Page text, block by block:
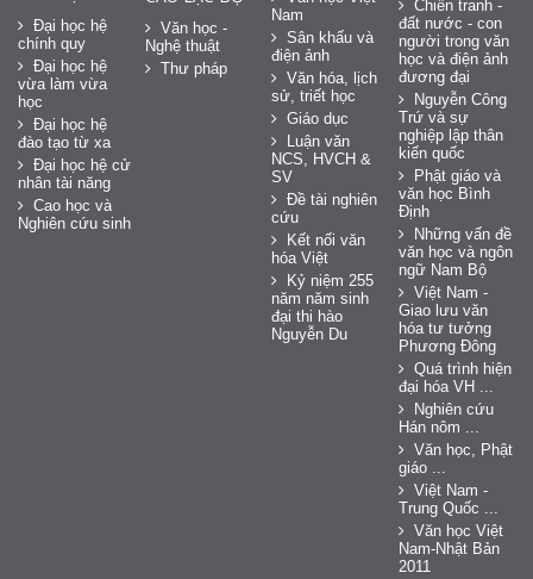
Đại học hệ
chính quy
Đại học hệ
vừa làm vừa
học
Đại học hệ
đào tạo từ xa
Đại học hệ cử
nhân tài năng
Cao học và
Nghiên cứu sinh
Văn học -
Nghệ thuật
Thư pháp
Nam
Sân khấu và
điện ảnh
Văn hóa, lịch
sử, triết học
Giáo dục
Luận văn
NCS, HVCH &
SV
Đề tài nghiên
cứu
Kết nối văn
hóa Việt
Kỷ niệm 255
năm năm sinh
đại thi hào
Nguyễn Du
Chiến tranh -
đất nước - con
người trong văn
học và điện ảnh
đương đại
Nguyễn Công
Trứ và sự
nghiệp lập thân
kiến quốc
Phật giáo và
văn học Bình
Định
Những vấn đề
văn học và ngôn
ngữ Nam Bộ
Việt Nam -
Giao lưu văn
hóa tư tưởng
Phương Đông
Quá trình hiện
đại hóa VH ...
Nghiên cứu
Hán nôm ...
Văn học, Phật
giáo ...
Việt Nam -
Trung Quốc ...
Văn học Việt
Nam-Nhật Bản
2011